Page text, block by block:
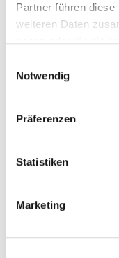
Partner führen
weiteren Daten
Notwendig
Präferenzen
Statistiken
Marketing
Hohes
Sorgfältige und
Bereitschaft